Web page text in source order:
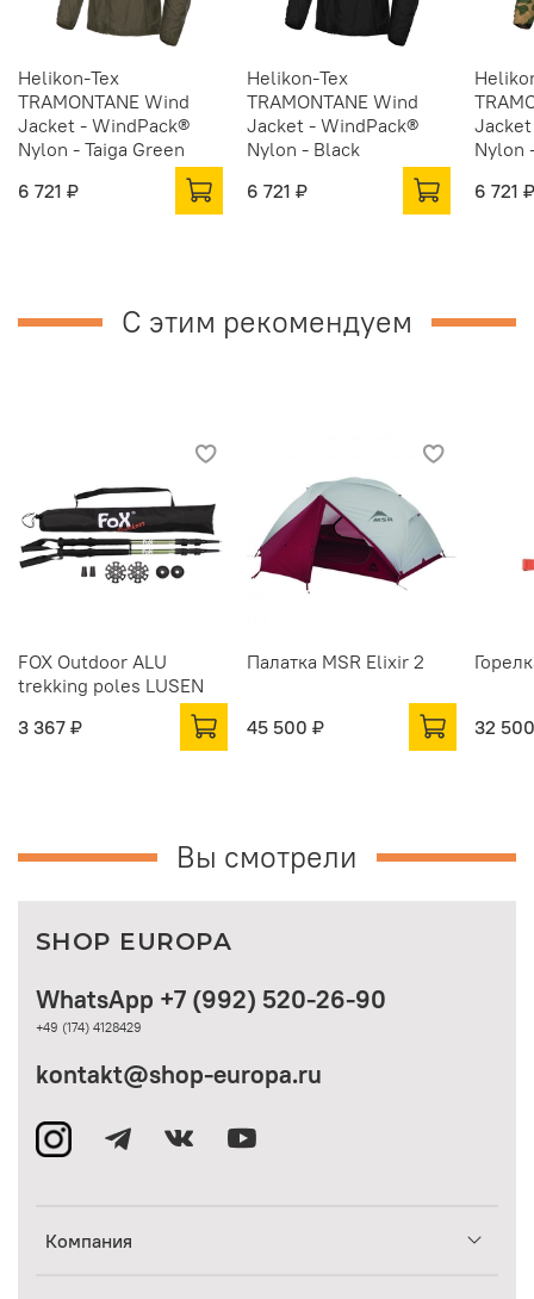
Helikon-Tex
TRAMONTANE Wind
Jacket - WindPack®
Nylon - Taiga Green
6 721 ₽
Helikon-Tex
TRAMONTANE Wind
Jacket - WindPack®
Nylon - Black
6 721 ₽
Nylon
6 721 ₽
С этим рекомендуем
FOX Outdoor ALU
trekking poles LUSEN
3 367 ₽
Палатка MSR Elixir 2
45 500 ₽ 32
Вы смотрели
Компания
WhatsApp +7 (992) 520-26-90
+49 (174) 4128429
kontakt@shop-europa.ru
SHOP EUROPA